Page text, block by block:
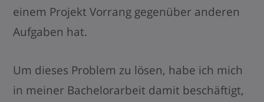
einem Projekt Vorrang gegenüber anderen
Aufgaben hat.
Um dieses Problem zu lösen, habe ich mich
in meiner Bachelorarbeit damit beschäftigt,